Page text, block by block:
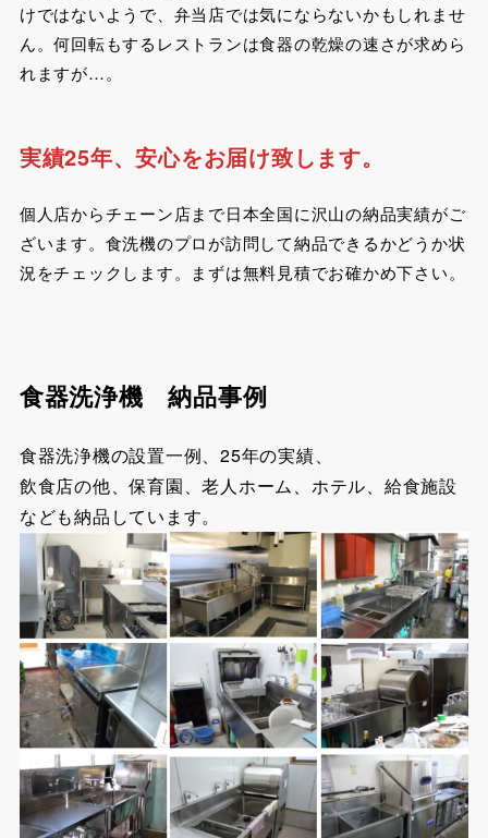
けではないようで、弁当店では気にならないかもしれませ
ん。何回転もするレストランは食器の乾燥の速さが求めら
れますが…。
実績25年、安心をお届け致します。
個人店からチェーン店まで日本全国に沢山の納品実績がご
ざいます。食洗機のプロが訪問して納品できるかどうか状
況をチェックします。まずは無料見積でお確かめ下さい。
食器洗浄機 納品事例
食器洗浄機の設置一例、25年の実績、
飲食店の他、保育園、老人ホーム、ホテル、給食施設
なども納品しています。